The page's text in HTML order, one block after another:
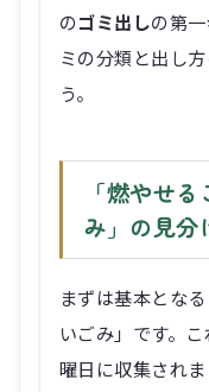
のゴミ出しの第
ミの分類と出し
う。
「燃やせ
み」の見分
まずは基本とな
いごみ」です。
曜日に収集されま